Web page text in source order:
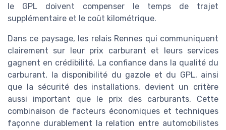
le GPL doivent compenser le temps de trajet
supplémentaire et le coût kilométrique.
Dans ce paysage, les relais Rennes qui communiquent
clairement sur leur prix carburant et leurs services
gagnent en crédibilité. La confiance dans la qualité du
carburant, la disponibilité du gazole et du GPL, ainsi
que la sécurité des installations, devient un critère
aussi important que le prix des carburants. Cette
combinaison de facteurs économiques et techniques
façonne durablement la relation entre automobilistes